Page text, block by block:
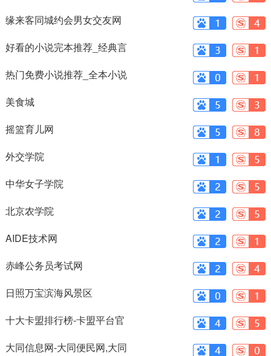
购, 就来Z.c
缘来客同城约会男女交友网
好看的小说完本推荐_经典言
情小说在
热门免费小说推荐_全本小说
免费在线
美食城
摇篮育儿网
外交学院
中华女子学院
北京农学院
AIDE技术网
赤峰公务员考试网
日照万宝滨海风景区
十大卡盟排行榜-卡盟平台官
网-免费网
大同信息网-大同便民网,大同